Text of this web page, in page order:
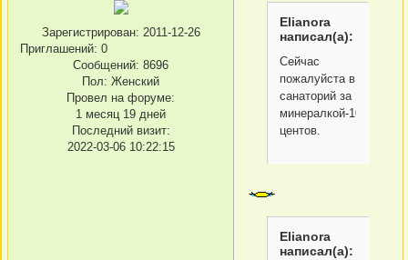
Зарегистрирован: 2011-12-26
Приглашений: 0
Сообщений: 8696
Пол: Женский
Провел на форуме:
1 месяц 19 дней
Последний визит:
2022-03-06 10:22:15
Elianora
написал(а):
Сейчас
пожалуйста в
санаторий за
минералкой-10
центов.
Elianora
написал(а):